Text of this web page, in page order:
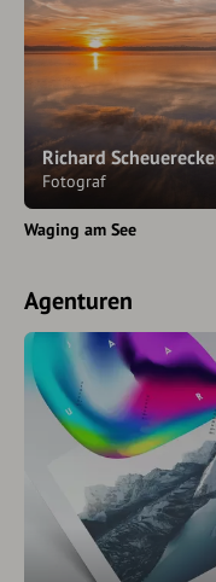
Richard
Fotograf
Waging am See
Agenturen